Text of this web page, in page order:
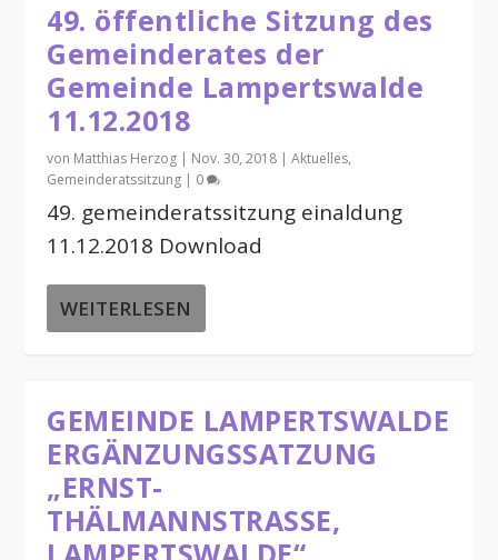
49. öffentliche Sitzung des
Gemeinderates der
Gemeinde Lampertswalde
11.12.2018
von Matthias Herzog | Nov. 30, 2018 |Aktuelles,
Gemeinderatssitzung | 0
49. gemeinderatssitzung einaldung
11.12.2018 Download
WEITERLESEN
GEMEINDE LAMPERTSWALDE
ERGÄNZUNGSSATZUNG
„ERNST-
THÄLMANNSTRASSE,